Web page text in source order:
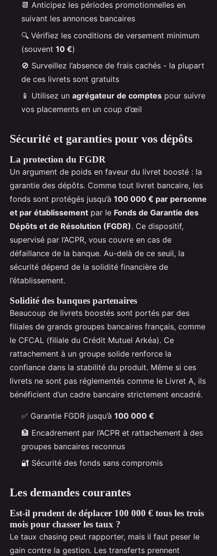
📆 Anticipez les périodes promotionnelles en
suivant les annonces bancaires
🔍 Vérifiez les conditions de versement minimum
(souvent 10 €)
🚫 Surveillez l’absence de frais cachés - la plupart
de ces livrets sont gratuits
📱 Utilisez un agrégateur de comptes pour suivre
vos placements en un coup d’œil
Sécurité et garanties pour vos dépôts
La protection du FGDR
Un argument de poids en faveur du livret boosté : la
garantie des dépôts. Comme tout livret bancaire, les
fonds sont protégés jusqu’à 100 000 € par personne
et par établissement par le Fonds de Garantie des
Dépôts et de Résolution (FGDR). Ce dispositif,
supervisé par l’ACPR, vous couvre en cas de
défaillance de la banque. Au-delà de ce seuil, la
sécurité dépend de la solidité financière de
l’établissement.
Solidité des banques partenaires
Beaucoup de livrets boostés sont portés par des
filiales de grands groupes bancaires français, comme
le CFCAL (filiale du Crédit Mutuel Arkéa). Ce
rattachement à un groupe solide renforce la
confiance dans la stabilité du produit. Même si ces
livrets ne sont pas réglementés comme le Livret A, ils
bénéficient d’un cadre bancaire strictement encadré.
✅ Garantie FGDR jusqu’à 100 000 €
🏦 Encadrement par l’ACPR et rattachement à des
groupes bancaires reconnus
🔐 Sécurité des fonds sans compromis
Les demandes courantes
Est-il prudent de déplacer 100 000 € tous les trois
mois pour chasser les taux ?
Le taux chasing peut rapporter, mais il faut peser le
gain contre la gestion. Les transferts prennent